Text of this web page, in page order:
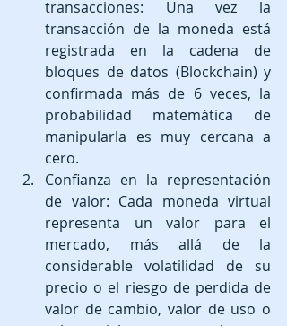
transacciones: Una vez la
transacción de la moneda está
registrada en la cadena de
bloques de datos (Blockchain) y
confirmada más de 6 veces, la
probabilidad matemática de
manipularla es muy cercana a
cero.
Confianza en la representación
de valor: Cada moneda virtual
representa un valor para el
mercado, más allá de la
considerable volatilidad de su
precio o el riesgo de perdida de
valor de cambio, valor de uso o